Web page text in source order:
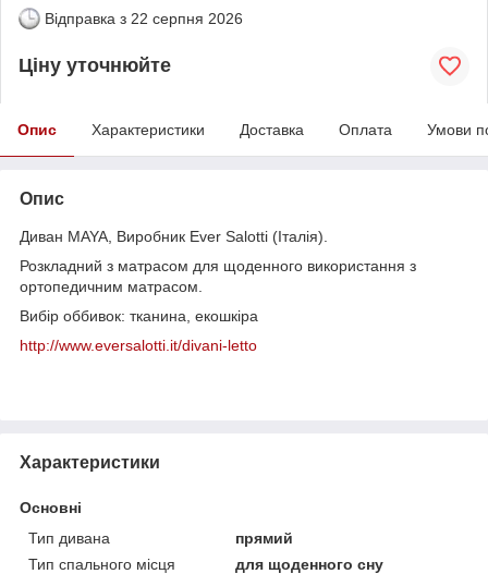
Відправка з 22 серпня 2026
Ціну уточнюйте
Опис Характеристики Доставка Оплата Умови
Опис
Диван MAYA, Виробник Ever Salotti (Італія).
Розкладний з матрасом для щоденного використання з
ортопедичним матрасом.
Вибір оббивок: тканина, екошкіра
http://www.eversalotti.it/divani-letto
Характеристики
Основні
Тип дивана
прямий
Тип спального місця
для щоденного сну